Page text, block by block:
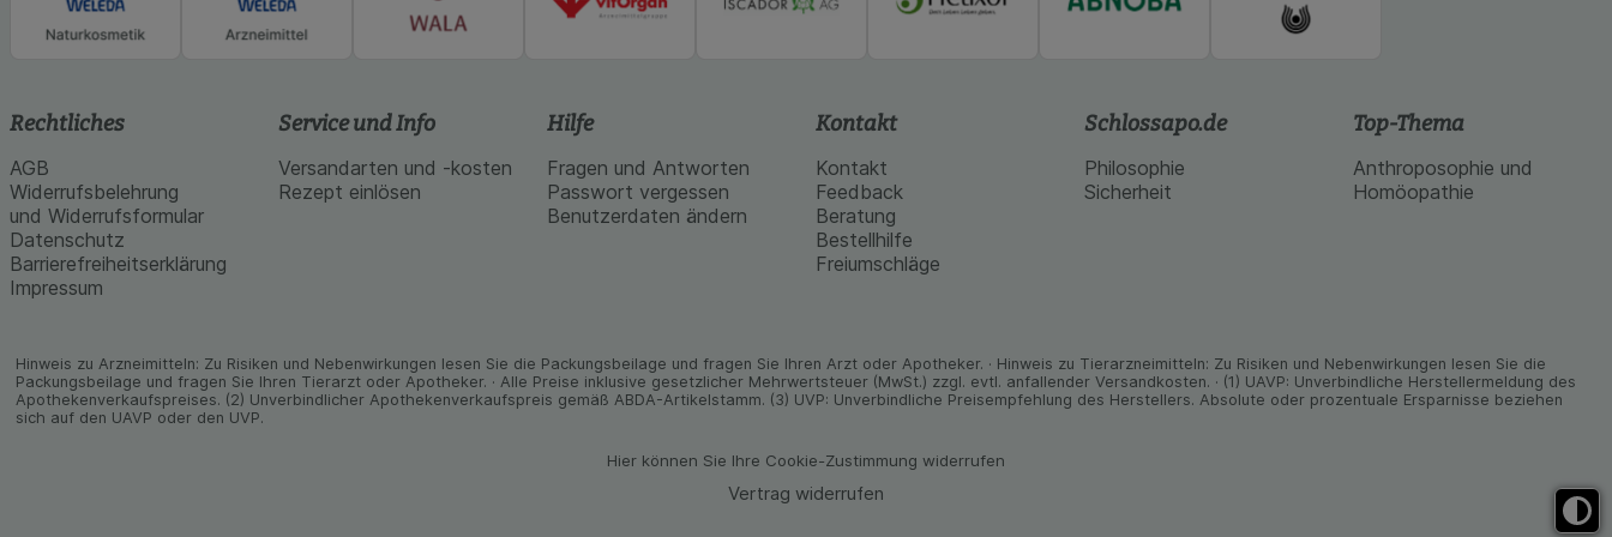
Rechtliches
AGB
Widerrufsbelehrung
und Widerrufsformular
Datenschutz
Barrierefreiheitserklärung
Impressum
Service und Info
Versandarten und -kosten
Rezept einlösen
Hilfe
Fragen und Antworten
Passwort vergessen
Benutzerdaten ändern
Kontakt
Kontakt
Feedback
Beratung
Bestellhilfe
Freiumschläge
Schlossapo.de
Philosophie
Sicherheit
Top-Thema
Anthroposophie und
Homöopathie
Hinweis zu Arzneimitteln: Zu Risiken und Neben­wirkungen lesen Sie die Packungs­beilage und fragen Sie Ihren Arzt oder Apo­theker. · Hinweis zu Tier­arz­nei­mitteln: Zu Risiken und Neben­wirkungen lesen Sie die
Packungs­beilage und fragen Sie Ihren Tier­arzt oder Apo­theker. · Alle Preise inklusive gesetz­licher Mehrwertsteuer (MwSt.) zzgl. evtl. anfallender Versand­kosten. · (1) UAVP: Unverbindliche Herstellermeldung des
Apothekenverkaufspreises. (2) Unverbindlicher Apothekenverkaufspreis gemäß ABDA-Artikelstamm. (3) UVP: Unverbindliche Preisempfehlung des Herstellers. Absolute oder prozentuale Ersparnisse beziehen
sich auf den UAVP oder den UVP.
Hier können Sie Ihre Cookie-Zustimmung widerrufen
Vertrag widerrufen